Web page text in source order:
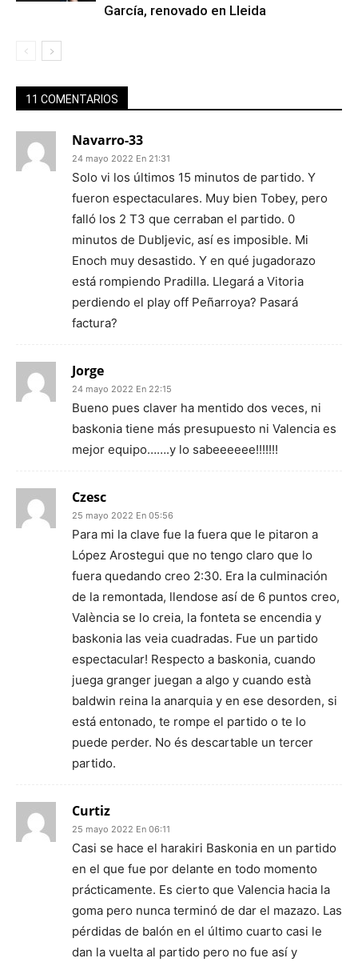
García, renovado en Lleida
11 COMENTARIOS
Navarro-33
24 mayo 2022 En 21:31
Solo vi los últimos 15 minutos de partido. Y
fueron espectaculares. Muy bien Tobey, pero
falló los 2 T3 que cerraban el partido. 0
minutos de Dubljevic, así es imposible. Mi
Enoch muy desastido. Y en qué jugadorazo
está rompiendo Pradilla. Llegará a Vitoria
perdiendo el play off Peñarroya? Pasará
factura?
Jorge
24 mayo 2022 En 22:15
Bueno pues claver ha mentido dos veces, ni
baskonia tiene más presupuesto ni Valencia es
mejor equipo…….y lo sabeeeeee!!!!!!!
Czesc
25 mayo 2022 En 05:56
Para mi la clave fue la fuera que le pitaron a
López Arostegui que no tengo claro que lo
fuera quedando creo 2:30. Era la culminación
de la remontada, llendose así de 6 puntos creo,
València se lo creia, la fonteta se encendia y
baskonia las veia cuadradas. Fue un partido
espectacular! Respecto a baskonia, cuando
juega granger juegan a algo y cuando està
baldwin reina la anarquia y en ese desorden, si
está entonado, te rompe el partido o te lo
puede perder. No és descartable un tercer
partido.
Curtiz
25 mayo 2022 En 06:11
Casi se hace el harakiri Baskonia en un partido
en el que fue por delante en todo momento
prácticamente. Es cierto que Valencia hacia la
goma pero nunca terminó de dar el mazazo. Las
pérdidas de balón en el último cuarto casi le
dan la vuelta al partido pero no fue así y